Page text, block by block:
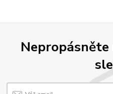
Nepropásněte